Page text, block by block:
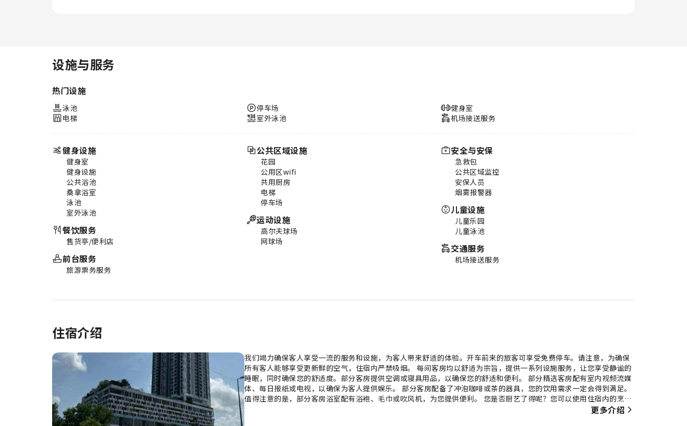
设施与服务
热门设施
泳池
电梯
停车场
室外泳池
健身室
机场接送服务
健身设施
健身室
健身设施
公共浴池
桑拿浴室
泳池
室外泳池
餐饮服务
售货亭/便利店
前台服务
旅游票务服务
公共区域设施
花园
公用区wifi
共用厨房
电梯
停车场
运动设施
高尔夫球场
网球场
安全与安保
急救包
公共区域监控
安保人员
烟雾报警器
儿童设施
儿童乐园
儿童泳池
交通服务
机场接送服务
住宿介绍
我们竭力确保客人享受一流的服务和设施，为客人带来舒适的体验。开车前来的旅客可享受免费停车。请注意，为确保
所有客人能够享受更新鲜的空气，住宿内严禁吸烟。 每间客房均以舒适为宗旨，提供一系列设施服务，让您享受静谧的
睡眠，同时确保您的舒适度。部分客房提供空调或寝具用品，以确保您的舒适和便利。 部分精选客房配有室内视频流媒
体、每日报纸或电视，以确保为客人提供娱乐。 部分客房配备了冲泡咖啡或茶的器具，您的饮用需求一定会得到满足。
值得注意的是，部分客房浴室配有浴袍、毛巾或吹风机，为您提供便利。 您是否厨艺了得呢？您可以使用住宿内的烹饪
设备，亲自准备餐点。 您可全天参与位于赛柏再也的公寓套间(42平方米)-带1个独立浴室提供的各种娱乐活动。纵情跳
更多介绍